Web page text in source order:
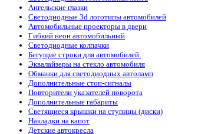
Ангельские глазки
Светодиодные 3d логотипы автомобилей
Автомобильные проекторы в двери
Гибкий неон автомобильный
Светодиодные колпачки
Бегущие строки для автомобилей.
Эквалайзеры на стекло автомобиля
Обманки для светодиодных автоламп
Дополнительные стоп-сигналы
Повторители указателей поворота
Дополнительные габариты
Светящиеся крышки на ступицы (диски)
Накладки на капот
Детские автокресла